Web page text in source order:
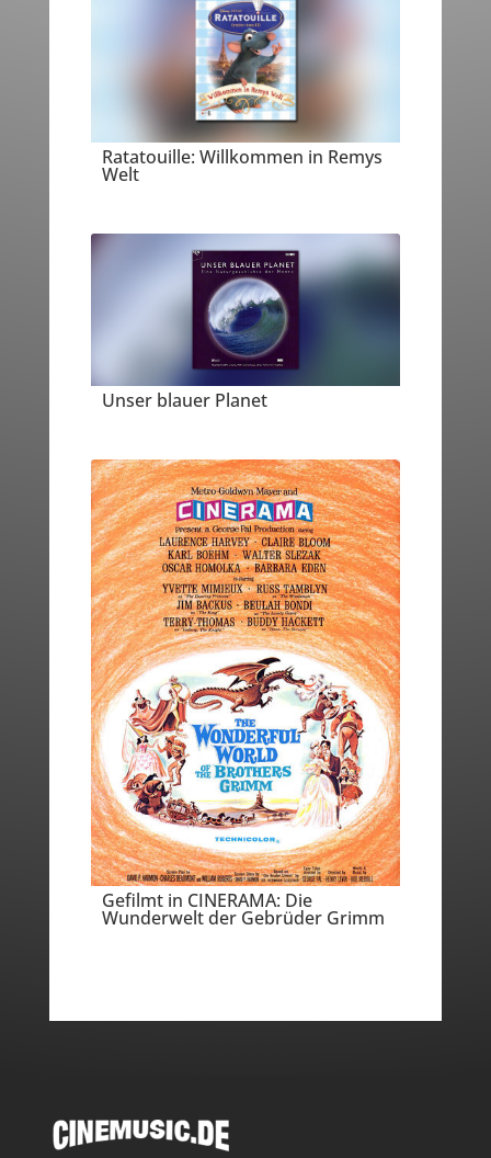
Ratatouille: Willkommen in Remys
Welt
Unser blauer Planet
Gefilmt in CINERAMA: Die
Wunderwelt der Gebrüder Grimm